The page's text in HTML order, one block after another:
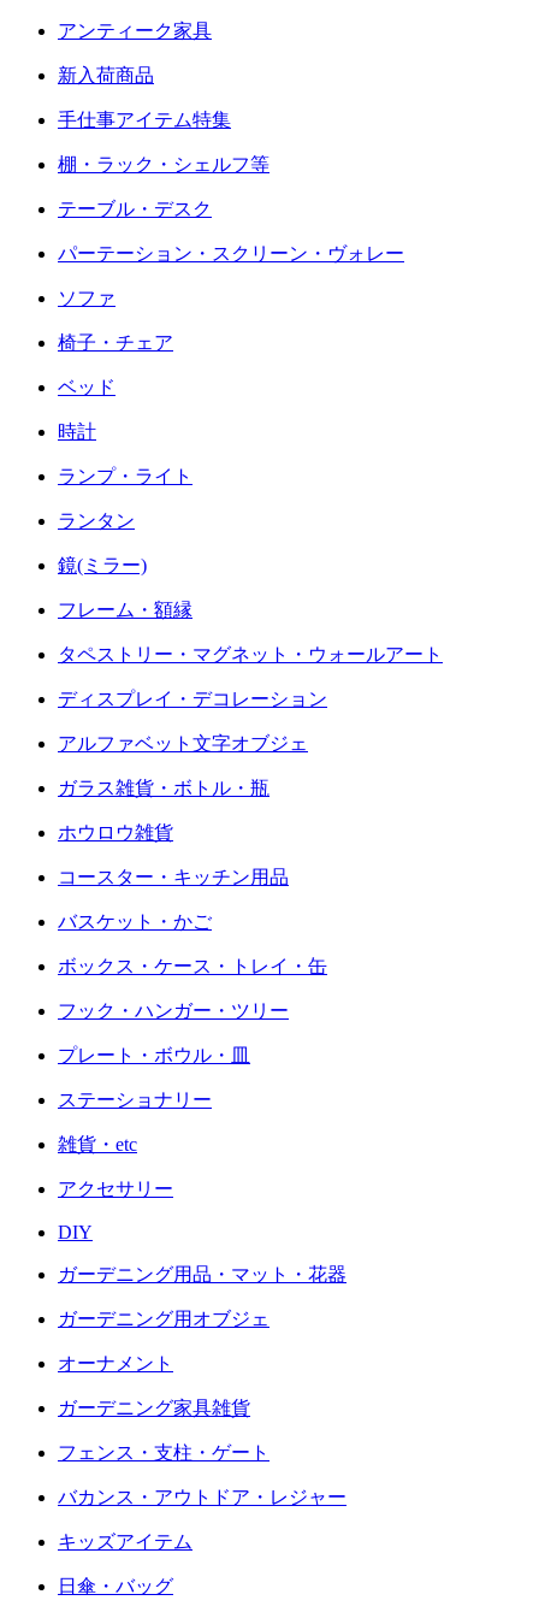
アンティーク家具
新入荷商品
手仕事アイテム特集
棚・ラック・シェルフ等
テーブル・デスク
パーテーション・スクリーン・ヴォレー
ソファ
椅子・チェア
ベッド
時計
ランプ・ライト
ランタン
鏡(ミラー)
フレーム・額縁
タペストリー・マグネット・ウォールアート
ディスプレイ・デコレーション
アルファベット文字オブジェ
ガラス雑貨・ボトル・瓶
ホウロウ雑貨
コースター・キッチン用品
バスケット・かご
ボックス・ケース・トレイ・缶
フック・ハンガー・ツリー
プレート・ボウル・皿
ステーショナリー
雑貨・etc
アクセサリー
DIY
ガーデニング用品・マット・花器
ガーデニング用オブジェ
オーナメント
ガーデニング家具雑貨
フェンス・支柱・ゲート
バカンス・アウトドア・レジャー
キッズアイテム
日傘・バッグ